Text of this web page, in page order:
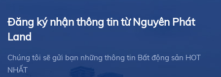
Đăng ký nhận thông tin từ Nguyên Phát
Land
Chúng tôi sẽ gửi bạn những thông tin Bất động sản HOT
NHẤT